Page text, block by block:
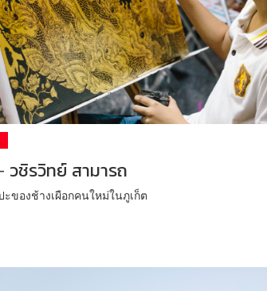
วชิรวิทย์ สามารถ
ะของช้างเผือกคนใหม่ในภูเก็ต